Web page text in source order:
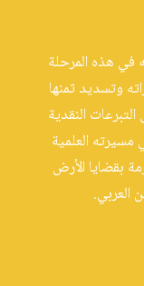
في هذه المرحلة
وتسديد ثمنها
النقدية
مسيرته العلمية
بقضايا الأرض
العربي.